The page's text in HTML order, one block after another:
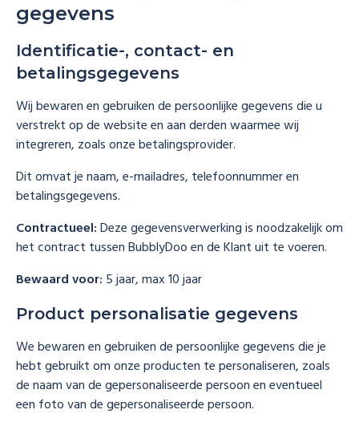
gegevens
Identificatie-, contact- en
betalingsgegevens
Wij bewaren en gebruiken de persoonlijke gegevens die u
verstrekt op de website en aan derden waarmee wij
integreren, zoals onze betalingsprovider.
Dit omvat je naam, e-mailadres, telefoonnummer en
betalingsgegevens.
Contractueel:Deze gegevensverwerking is noodzakelijk om
het contract tussen BubblyDoo en de Klant uit te voeren.
Bewaard voor: 5 jaar, max 10 jaar
Product personalisatie gegevens
We bewaren en gebruiken de persoonlijke gegevens die je
hebt gebruikt om onze producten te personaliseren, zoals
de naam van de gepersonaliseerde persoon en eventueel
een foto van de gepersonaliseerde persoon.